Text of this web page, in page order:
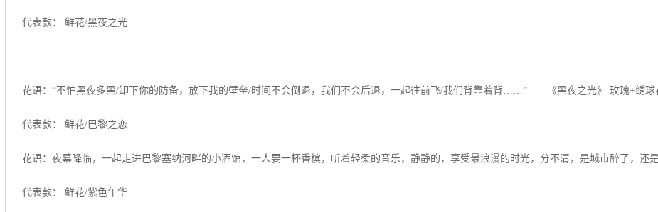
代表款： 鲜花/黑夜之光
花语：“不怕黑夜多黑/卸下你的防备，放下我的壁垒/时间不会倒退，我们不会后退，一起往前飞/我们背靠着背……”——《黑夜之光》 玫瑰+绣球
代表款： 鲜花/巴黎之恋
花语：夜幕降临，一起走进巴黎塞纳河畔的小酒馆，一人要一杯香槟，听着轻柔的音乐，静静的，享受最浪漫的时光，分不清，是城市醉了，还
代表款： 鲜花/紫色年华